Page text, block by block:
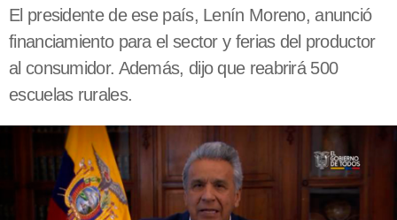
El presidente de ese país, Lenín Moreno, anunció
financiamiento para el sector y ferias del productor
al consumidor. Además, dijo que reabrirá 500
escuelas rurales.